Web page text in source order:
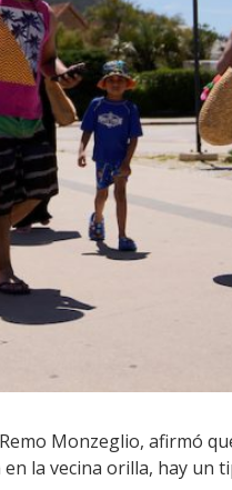
Monzeglio, afirmó
la vecina orilla, hay un